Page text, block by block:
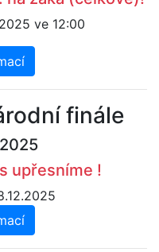
ve 12:00
finále
upřesníme !